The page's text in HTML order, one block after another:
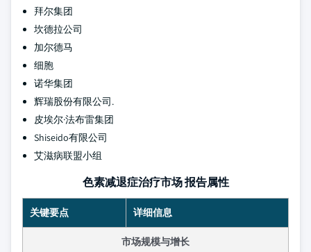
拜尔集团
坎德拉公司
加尔德马
细胞
诺华集团
辉瑞股份有限公司.
皮埃尔·法布雷集团
Shiseido有限公司
艾滋病联盟小组
色素减退症治疗市场 报告属性
关键要点 详细信息
市场规模与增长